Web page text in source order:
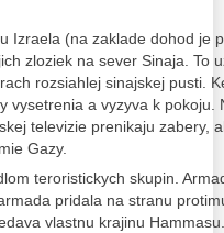
Izraela (na zaklade dohod je
zloziek na sever Sinaja. To
rozsiahlej sinajskej pusti.
vysetrenia a vyzyva k pokoju.
televizie prenikaju zabery,
Gazy.
teroristickych skupin.
pridala na stranu
vlastnu krajinu